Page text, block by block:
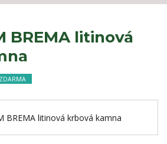
BREMA litinová